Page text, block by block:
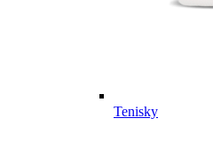
Tenisky